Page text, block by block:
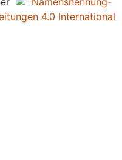
4.0 International